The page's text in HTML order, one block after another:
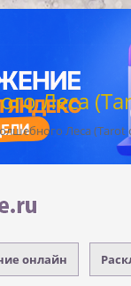
онлайн
Леса
Леса (Tarot